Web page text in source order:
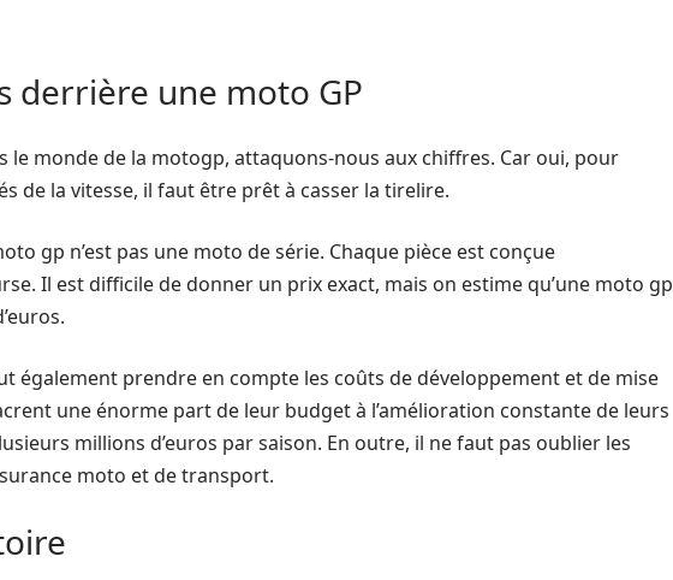
derrière une moto GP
le monde de la motogp, attaquons-nous aux chiffres. Car oui, pour
de la vitesse, il faut être prêt à casser la tirelire.
gp n’est pas une moto de série. Chaque pièce est conçue
Il est difficile de donner un prix exact, mais on estime qu’une moto gp
également prendre en compte les coûts de développement et de mise
une énorme part de leur budget à l’amélioration constante de leurs
millions d’euros par saison. En outre, il ne faut pas oublier les
moto et de transport.